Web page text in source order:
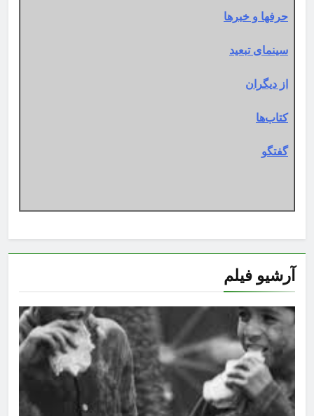
حرفها و خبرها
سینمای تبعید
از دیگران
کتاب‌ها
گفتگو
آرشیو فیلم